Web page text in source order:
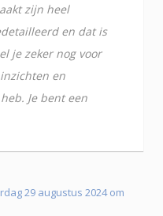
zijn heel
en dat is
je zeker nog voor
en
Je bent een
29 augustus 2024 om